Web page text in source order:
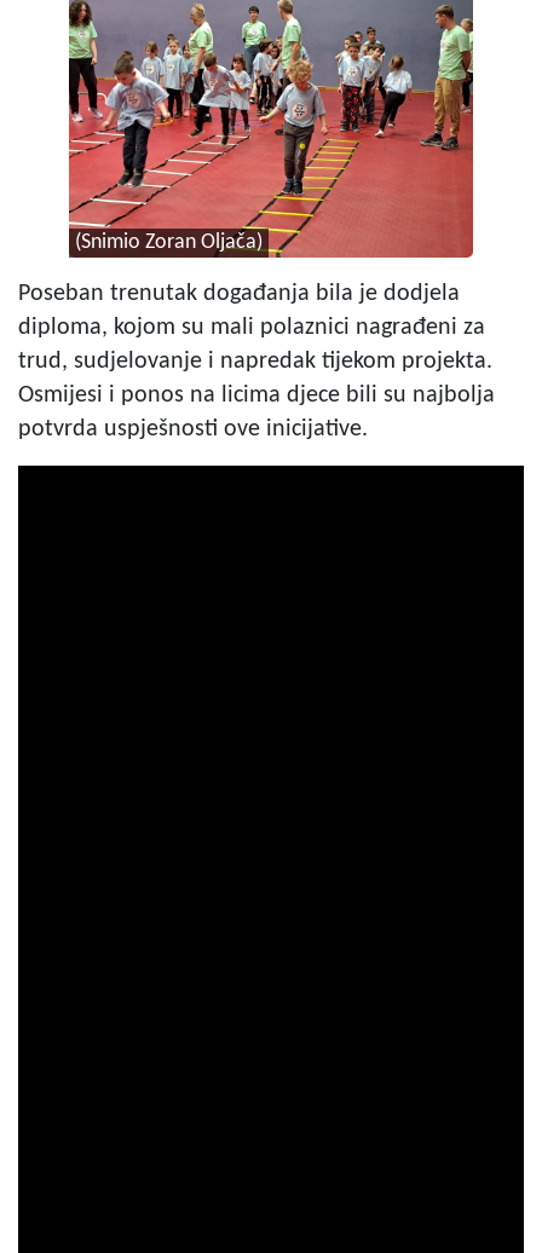
(Snimio Zoran Oljača)
Poseban trenutak događanja bila je dodjela
diploma, kojom su mali polaznici nagrađeni za
trud, sudjelovanje i napredak tijekom projekta.
Osmijesi i ponos na licima djece bili su najbolja
potvrda uspješnosti ove inicijative.